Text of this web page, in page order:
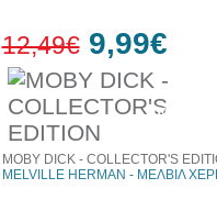
20%
12,49€ 9,99€
MOBY DICK - COLLECTOR'S
MELVILLE HERMAN - ΜΕΛΒΙΛ